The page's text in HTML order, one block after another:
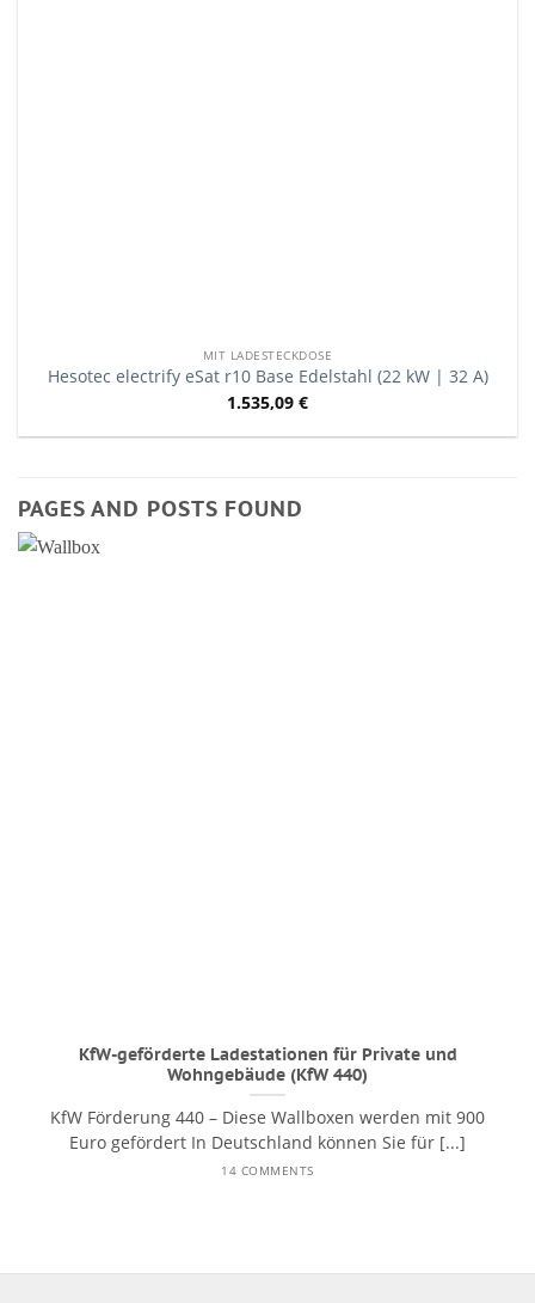
MIT LADESTECKDOSE
Hesotec electrify eSat r10 Base Edelstahl (22 kW | 32 A)
1.535,09 €
PAGES AND POSTS FOUND
KfW-geförderte Ladestationen für Private und
Wohngebäude (KfW 440)
KfW Förderung 440 – Diese Wallboxen werden mit 900
Euro gefördert In Deutschland können Sie für [...]
14 COMMENTS